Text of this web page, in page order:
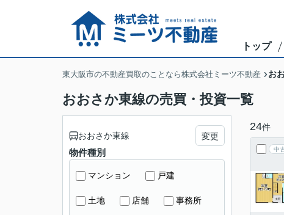
トップ
東大阪市の不動産買取のことなら株式会社ミーツ不動産 お
おおさか東線の売買・投資一覧
24件
中
おおさか東線 変更
物件種別
マンション 戸建
土地 店舗 事務所